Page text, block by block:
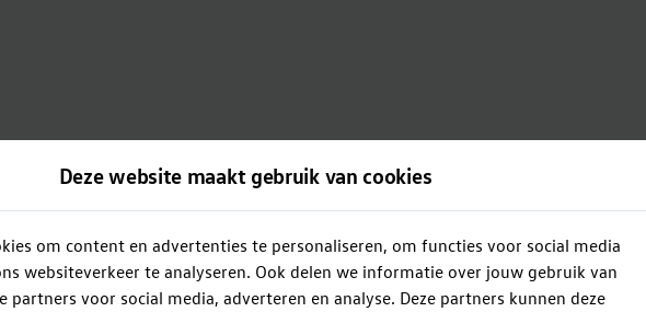
Deze website maakt gebruik van cookies
om content en advertenties te personaliseren, om functies voor social media
websiteverkeer te analyseren. Ook delen we informatie over jouw gebruik van
partners voor social media, adverteren en analyse. Deze partners kunnen deze